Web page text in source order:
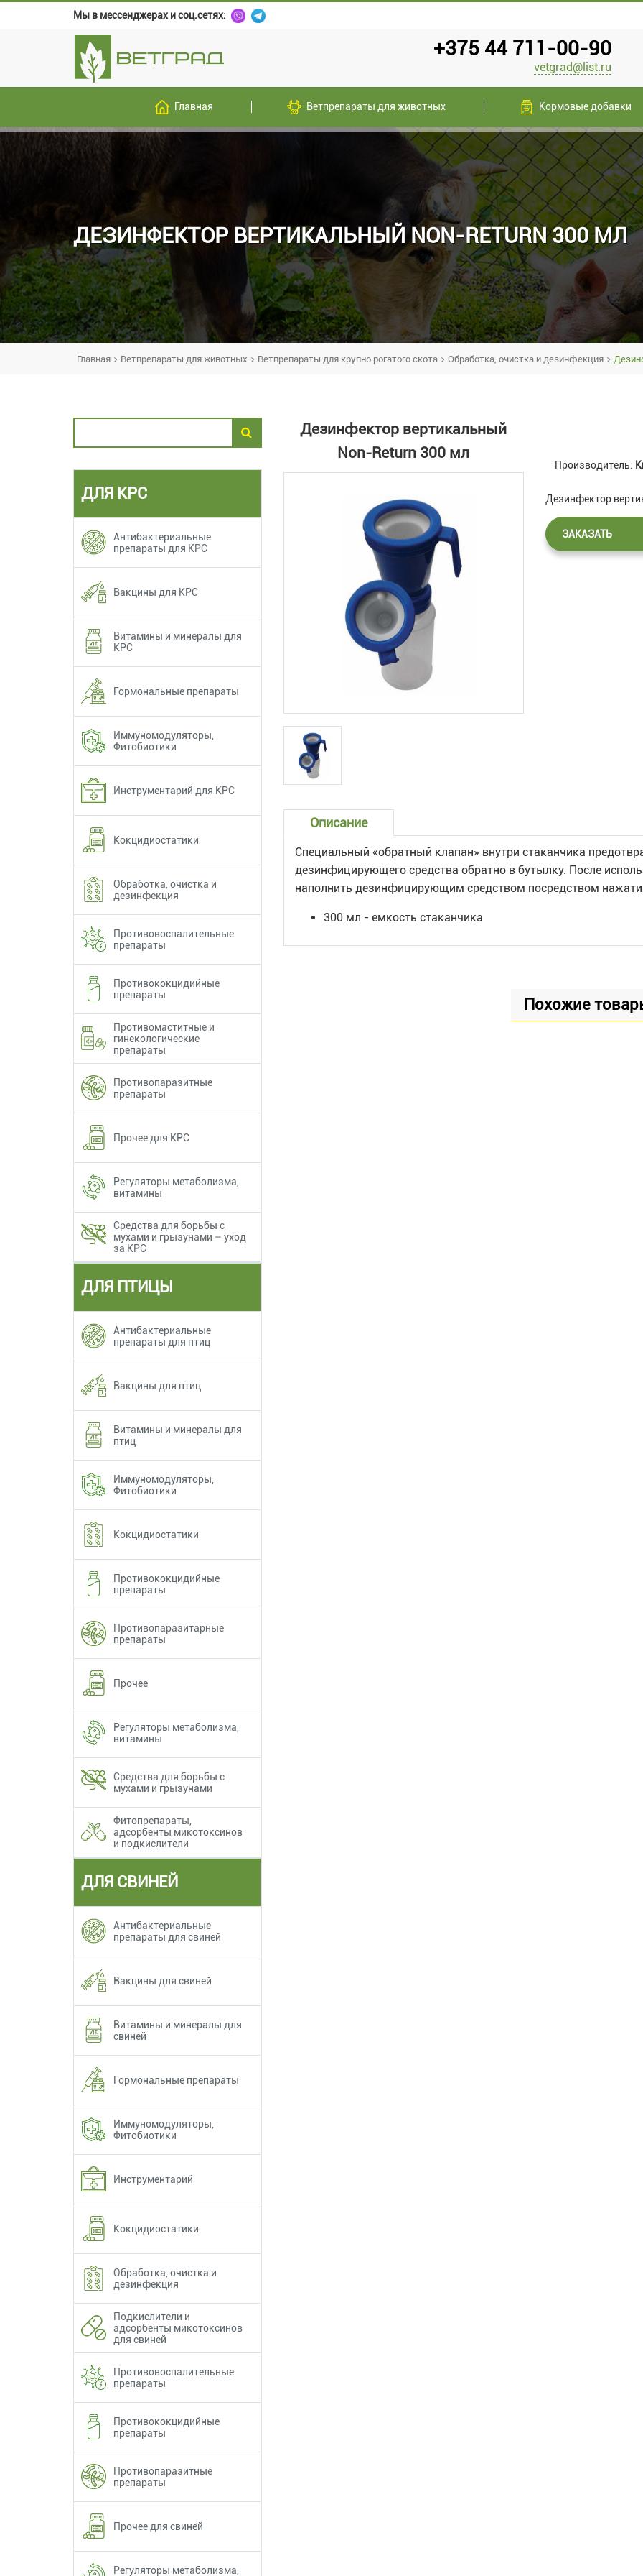
Мы в мессенджерах и соц.сетях:
+375 44 711-00-90
vetgrad@list.ru
Главная Ветпрепараты для животных Кормовые добавки
ДЕЗИНФЕКТОР ВЕРТИКАЛЬНЫЙ NON-RETURN 300 МЛ
Главная Ветпрепараты для животных Ветпрепараты для крупно рогатого скота Обработка, очистка и дезинфекция
Дезинфектор вертикальный
Non-Return 300 мл
Производитель:
Дезинфектор
ЗАКАЗАТЬ
Описание
Специальный «обратный клапан» внутри стаканчика
дезинфицирующего средства обратно в бутылку. После
наполнить дезинфицирующим средством посредством
300 мл - емкость стаканчика
Похожие
ДЛЯ КРС
Антибактериальные
препараты для КРС
Вакцины для КРС
Витамины и минералы для
КРС
Гормональные препараты
Иммуномодуляторы,
Фитобиотики
Инструментарий для КРС
Кокцидиостатики
Обработка, очистка и
дезинфекция
Противовоспалительные
препараты
Противококцидийные
препараты
Противомаститные и
гинекологические
препараты
Противопаразитные
препараты
Прочее для КРС
Регуляторы метаболизма,
витамины
Средства для борьбы с
мухами и грызунами – уход
за КРС
ДЛЯ ПТИЦЫ
Антибактериальные
препараты для птиц
Вакцины для птиц
Витамины и минералы для
птиц
Иммуномодуляторы,
Фитобиотики
Кокцидиостатики
Противококцидийные
препараты
Противопаразитарные
препараты
Прочее
Регуляторы метаболизма,
витамины
Средства для борьбы с
мухами и грызунами
Фитопрепараты,
адсорбенты микотоксинов
и подкислители
ДЛЯ СВИНЕЙ
Антибактериальные
препараты для свиней
Вакцины для свиней
Витамины и минералы для
свиней
Гормональные препараты
Иммуномодуляторы,
Фитобиотики
Инструментарий
Кокцидиостатики
Обработка, очистка и
дезинфекция
Подкислители и
адсорбенты микотоксинов
для свиней
Противовоспалительные
препараты
Противококцидийные
препараты
Противопаразитные
препараты
Прочее для свиней
Регуляторы метаболизма,